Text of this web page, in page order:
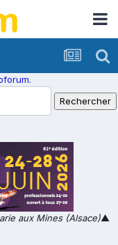
aux Mines (Alsace)▲